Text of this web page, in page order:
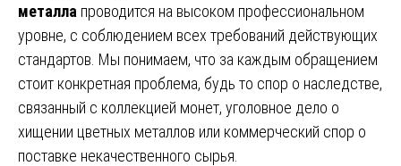
металла проводится на высоком профессиональном
уровне, с соблюдением всех требований действующих
стандартов. Мы понимаем, что за каждым обращением
стоит конкретная проблема, будь то спор о наследстве,
связанный с коллекцией монет, уголовное дело о
хищении цветных металлов или коммерческий спор о
поставке некачественного сырья.